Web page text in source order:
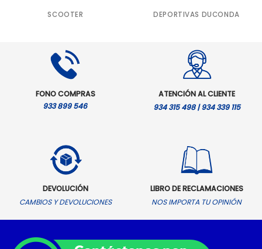
SCOOTER DEPORTIVAS DUCONDA
FONO COMPRAS
933 899 546
ATENCIÓN AL CLIENTE
934 315 498 | 934 339 115
DEVOLUCIÓN
CAMBIOS Y DEVOLUCIONES
LIBRO DE RECLAMACIONES
NOS IMPORTA TU OPINIÓN